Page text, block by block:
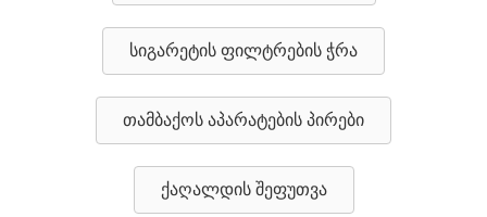
სიგარეტის ფილტრების ჭრა
თამბაქოს აპარატების პირები
ქაღალდის შეფუთვა